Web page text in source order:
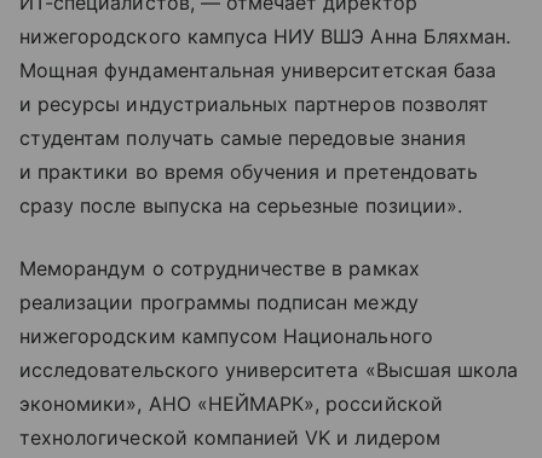
нижегородского кампуса НИУ ВШЭ Анна Бляхман.
Мощная фундаментальная университетская база
и ресурсы индустриальных партнеров позволят
студентам получать самые передовые знания
и практики во время обучения и претендовать
сразу после выпуска на серьезные позиции».
Меморандум о сотрудничестве в рамках
реализации программы подписан между
нижегородским кампусом Национального
исследовательского университета «Высшая школа
экономики», АНО «НЕЙМАРК», российской
технологической компанией VK и лидером